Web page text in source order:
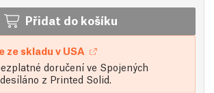
Přidat do košíku
ze skladu v USA
doručení ve Spojených
z Printed Solid.